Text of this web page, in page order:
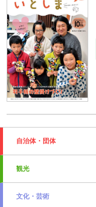
自治体・団体
観光
文化・芸術